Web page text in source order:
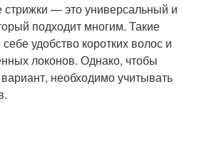
Очки от солнца
стрижки — это универсальный и
подходит многим. Такие
удобство коротких волос и
локонов. Однако, чтобы
необходимо учитывать